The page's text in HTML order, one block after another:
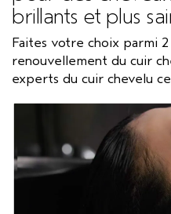
brillants et plus
Faites votre choix parmi
renouvellement du cuir
experts du cuir chevelu